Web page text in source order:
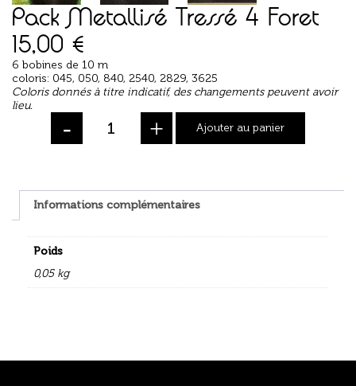
Pack Metallisé Tressé 4 Foret
15,00 €
6 bobines de 10 m
coloris: 045, 050, 840, 2540, 2829, 3625
Coloris donnés à titre indicatif, des changements peuvent avoir
lieu.
- + Ajouter au panier
Informations complémentaires
Poids
0,05 kg